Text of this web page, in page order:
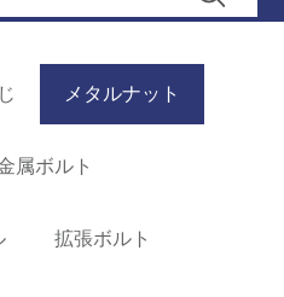
メタルナット
属ボルト
拡張ボルト